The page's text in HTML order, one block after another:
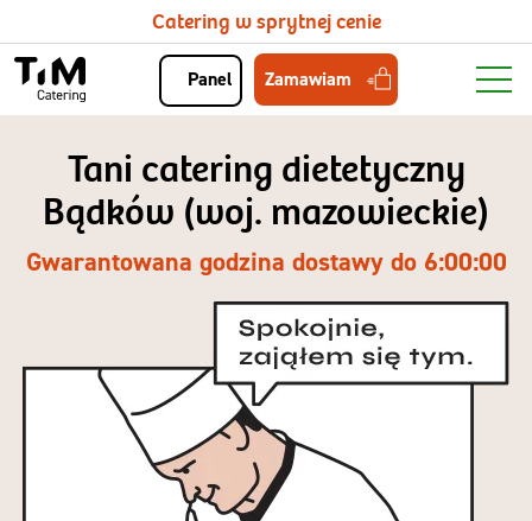
Catering w sprytnej cenie
Panel Zamawiam
Tani catering dietetyczny
Bądków (woj. mazowieckie)
Gwarantowana godzina dostawy do 6:00:00